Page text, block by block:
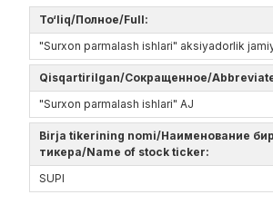
To‘liq/Полное/Full:
"Surxon parmalash ishlari" aksiyadorlik
Qisqartirilgan/Сокращенное/
"Surxon parmalash ishlari" AJ
Birja tikerining nomi/Наименование
тикера/Name of stock ticker:
SUPI